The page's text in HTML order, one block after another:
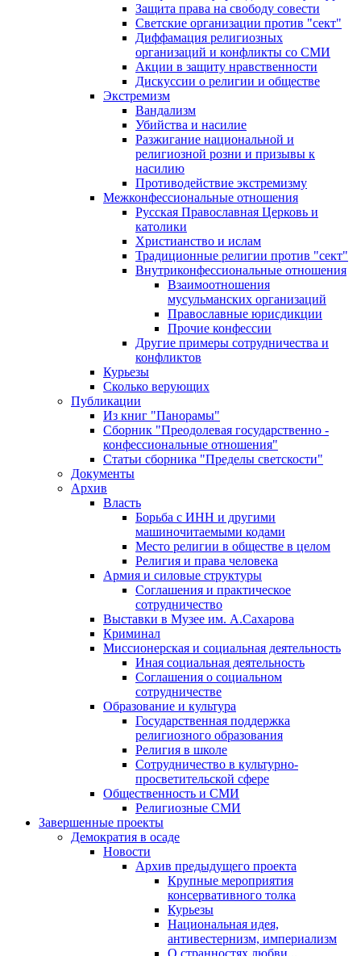
Защита права на свободу совести
Светские организации против "сект"
Диффамация религиозных
организаций и конфликты со СМИ
Акции в защиту нравственности
Дискуссии о религии и обществе
Экстремизм
Вандализм
Убийства и насилие
Разжигание национальной и
религиозной розни и призывы к
насилию
Противодействие экстремизму
Межконфессиональные отношения
Русская Православная Церковь и
католики
Христианство и ислам
Традиционные религии против "сект"
Внутриконфессиональные отношения
Взаимоотношения
мусульманских организаций
Православные юрисдикции
Прочие конфессии
Другие примеры сотрудничества и
конфликтов
Курьезы
Сколько верующих
Публикации
Из книг "Панорамы"
Сборник "Преодолевая государственно -
конфессиональные отношения"
Статьи сборника "Пределы светскости"
Документы
Архив
Власть
Борьба с ИНН и другими
машиночитаемыми кодами
Место религии в обществе в целом
Религия и права человека
Армия и силовые структуры
Соглашения и практическое
сотрудничество
Выставки в Музее им. А.Сахарова
Криминал
Миссионерская и социальная деятельность
Иная социальная деятельность
Соглашения о социальном
сотрудничестве
Образование и культура
Государственная поддержка
религиозного образования
Религия в школе
Сотрудничество в культурно-
просветительской сфере
Общественность и СМИ
Религиозные СМИ
Завершенные проекты
Демократия в осаде
Новости
Архив предыдущего проекта
Крупные мероприятия
консервативного толка
Курьезы
Национальная идея,
антивестернизм, империализм
О странностях любви...